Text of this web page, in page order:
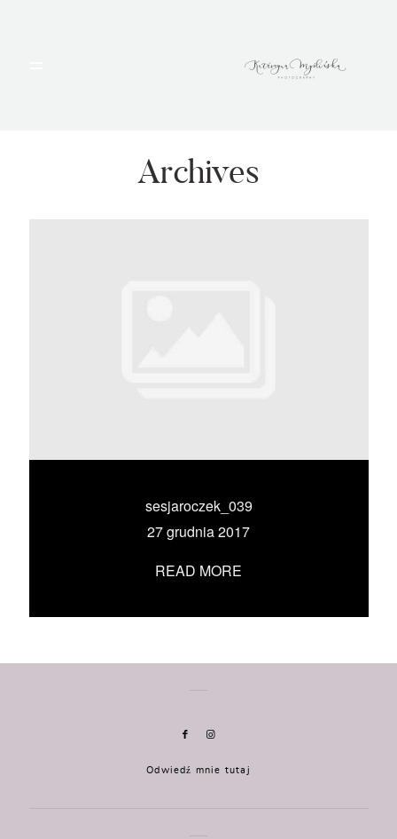
Archives
sesjaroczek_039
27 grudnia 2017
READ MORE
PORTFOLIO
UMÓW SIĘ ZE MNĄ →
Odwiedź mnie tutaj